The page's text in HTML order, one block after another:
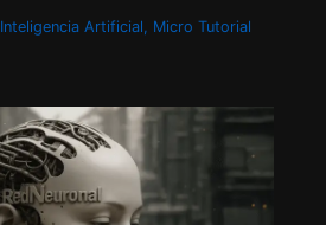
Inteligencia Artificial, Micro Tutorial